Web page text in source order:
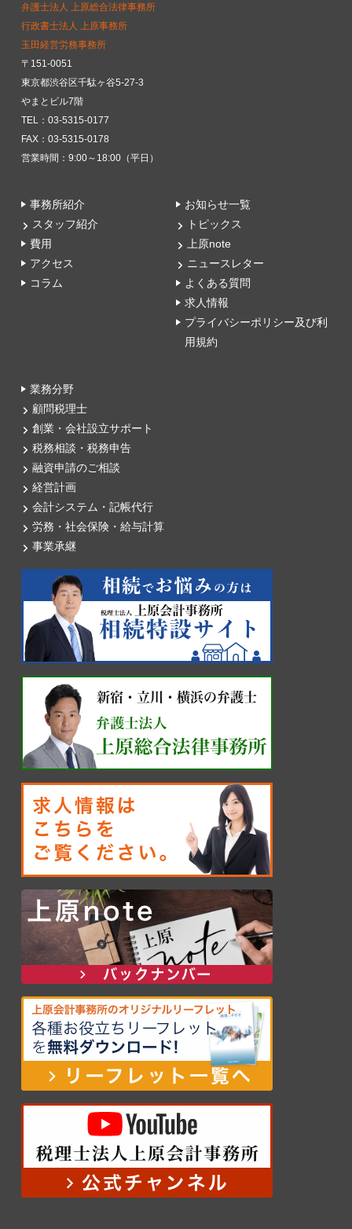
弁護士法人 上原総合法律事務所
行政書士法人 上原事務所
玉田経営労務事務所
〒151-0051
東京都渋谷区千駄ヶ谷5-27-3
やまとビル7階
TEL：03-5315-0177
FAX：03-5315-0178
営業時間：9:00～18:00（平日）
事務所紹介
スタッフ紹介
費用
アクセス
コラム
お知らせ一覧
トピックス
上原note
ニュースレター
よくある質問
求人情報
プライバシーポリシー及び利
用規約
業務分野
顧問税理士
創業・会社設立サポート
税務相談・税務申告
融資申請のご相談
経営計画
会計システム・記帳代行
労務・社会保険・給与計算
事業承継